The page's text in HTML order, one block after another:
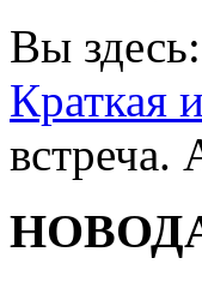
Вы здесь:
Краткая
встреча.